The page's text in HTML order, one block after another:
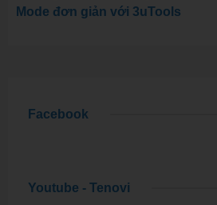
Mode đơn giản với 3uTools
Facebook
Youtube - Tenovi